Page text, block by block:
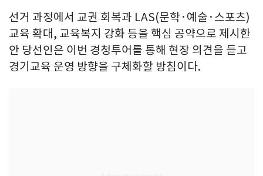
선거 과정에서 교권 회복과 LAS(문학·예술·스포츠)
교육 확대, 교육복지 강화 등을 핵심 공약으로 제시한
안 당선인은 이번 경청투어를 통해 현장 의견을 듣고
경기교육 운영 방향을 구체화할 방침이다.